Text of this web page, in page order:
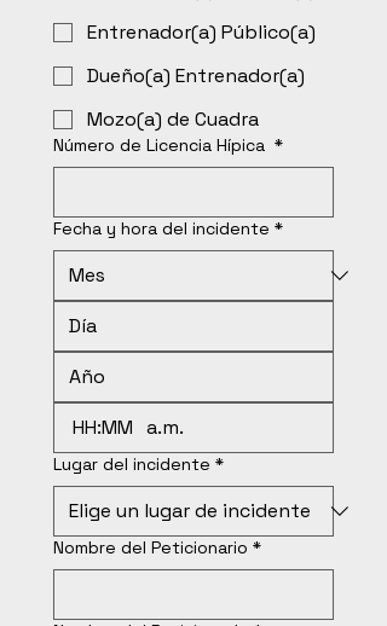
Entrenador(a) Público(a)
Dueño(a) Entrenador(a)
Mozo(a) de Cuadra
Número de Licencia Hípica *
Fecha y hora del incidente *
: a.m.
Lugar del incidente *
Nombre del Peticionario *